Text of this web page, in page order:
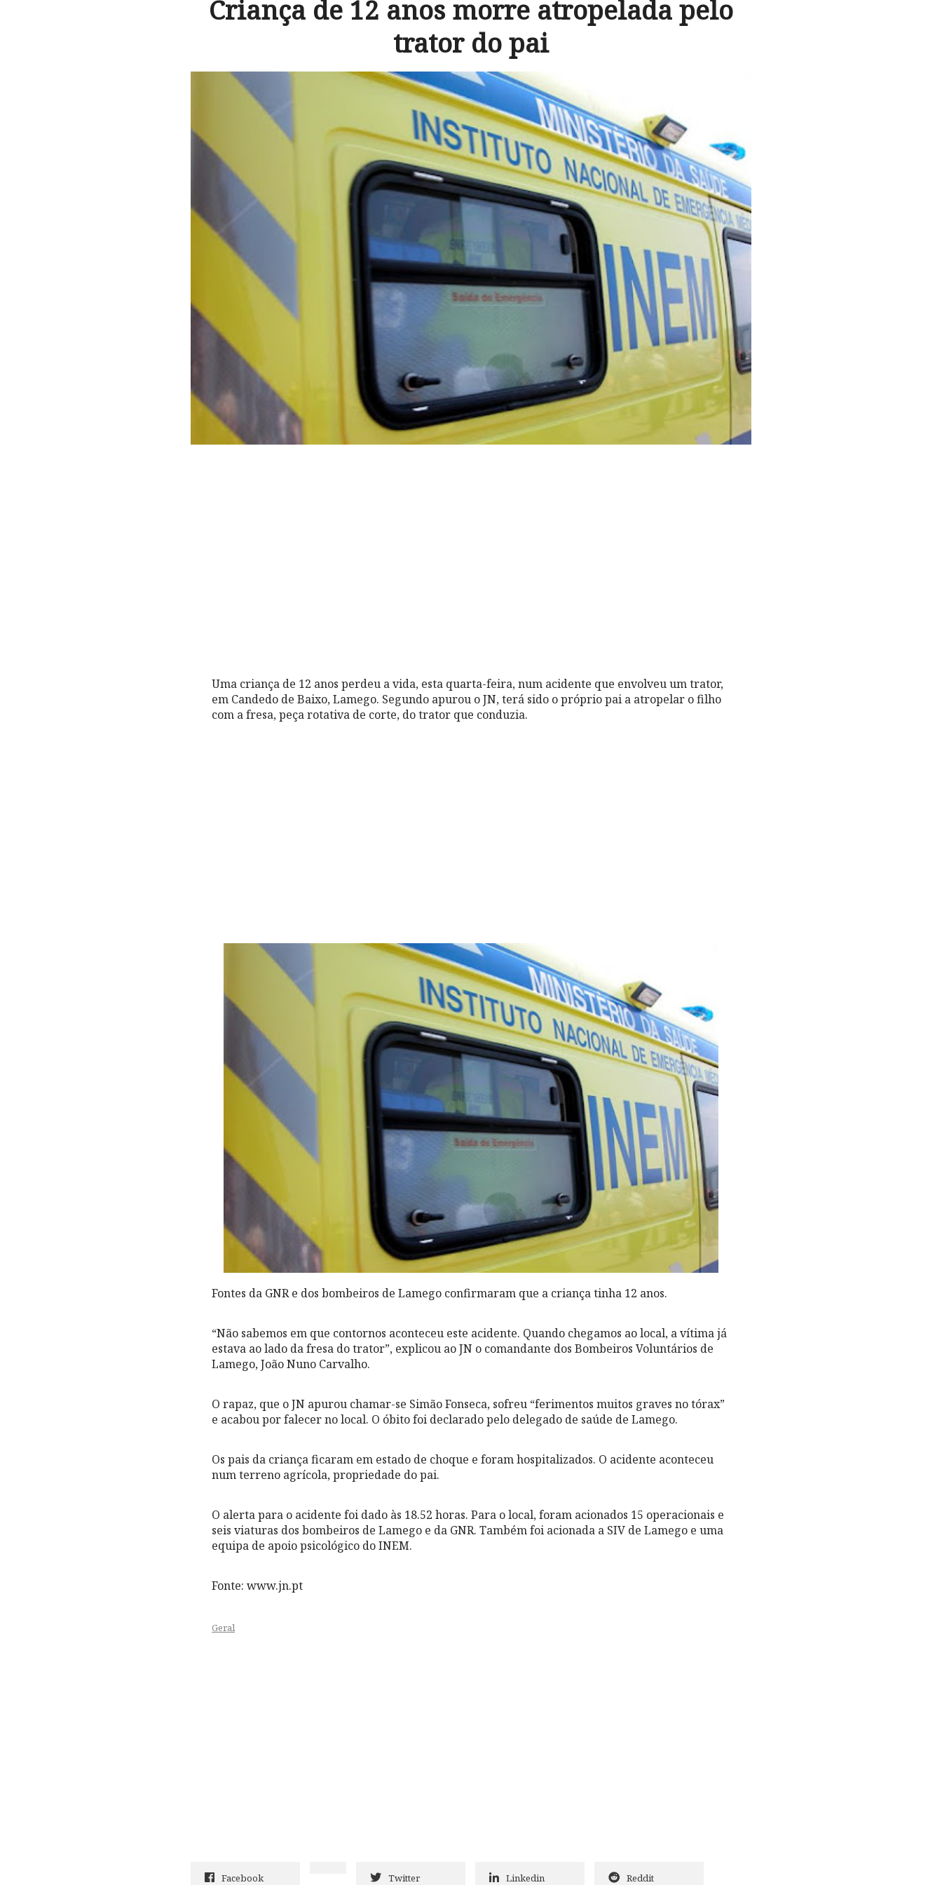
Criança de 12 anos morre atropelada pelo
trator do pai
Uma criança de 12 anos perdeu a vida, esta quarta-feira, num acidente que envolveu um trator,
em Candedo de Baixo, Lamego. Segundo apurou o JN, terá sido o próprio pai a atropelar o filho
com a fresa, peça rotativa de corte, do trator que conduzia.
Fontes da GNR e dos bombeiros de Lamego confirmaram que a criança tinha 12 anos.
“Não sabemos em que contornos aconteceu este acidente. Quando chegamos ao local, a vítima já
estava ao lado da fresa do trator”, explicou ao JN o comandante dos Bombeiros Voluntários de
Lamego, João Nuno Carvalho.
O rapaz, que o JN apurou chamar-se Simão Fonseca, sofreu “ferimentos muitos graves no tórax”
e acabou por falecer no local. O óbito foi declarado pelo delegado de saúde de Lamego.
Os pais da criança ficaram em estado de choque e foram hospitalizados. O acidente aconteceu
num terreno agrícola, propriedade do pai.
O alerta para o acidente foi dado às 18.52 horas. Para o local, foram acionados 15 operacionais e
seis viaturas dos bombeiros de Lamego e da GNR. Também foi acionada a SIV de Lamego e uma
equipa de apoio psicológico do INEM.
Fonte: www.jn.pt
Geral
Facebook Twitter Linkedin Reddit